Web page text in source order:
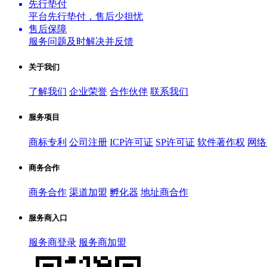
先行垫付
平台先行垫付，售后少担忧
售后保障
服务问题及时解决并反馈
关于我们
了解我们 企业荣誉 合作伙伴 联系我们
服务项目
商标专利 公司注册 ICP许可证 SP许可证 软件著作权 网
商务合作
商务合作 渠道加盟 孵化器 地址商合作
服务商入口
服务商登录 服务商加盟